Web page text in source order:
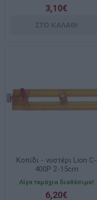
3,10€
Κοπίδι - νυστέρι Lion C-
400P 2-15cm
Λίγα τεμάχια διαθέσιμα!
6,20€